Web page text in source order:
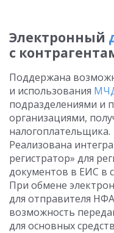
Электронный
с
Поддержана
и использования
подразделениями и
организациями,
налогоплательщика.
Реализована
регистратор» для
документов в ЕИС в
При обмене
для отправителя
возможность
для основных средств